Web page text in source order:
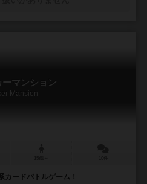
ーマンション
Mansion
ードバトルゲーム！